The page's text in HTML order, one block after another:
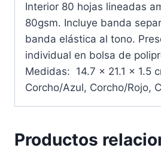
Interior 80 hojas lineadas
80gsm. Incluye banda
banda elástica al tono.
individual en bolsa de
Medidas: 14.7 x 21.1 x 1.5
Corcho/Azul, Corcho/Rojo,
Productos